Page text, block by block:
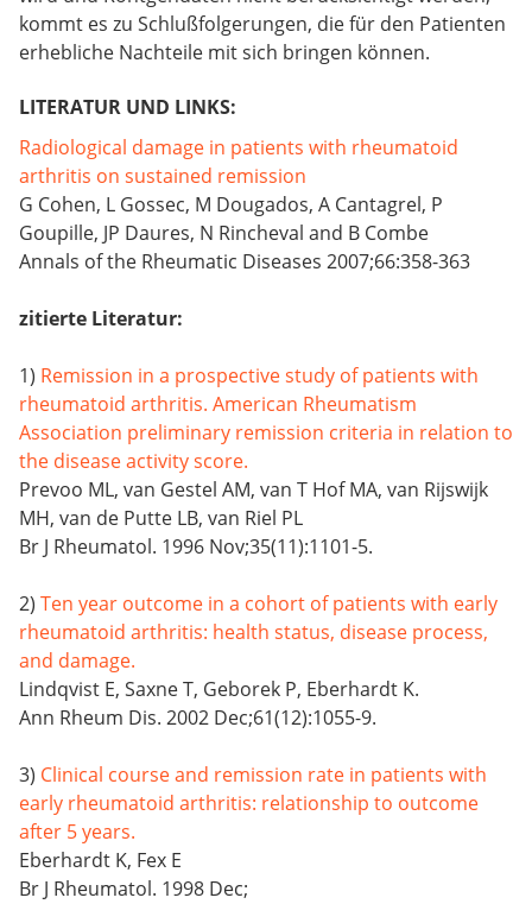
kommt es zu Schlußfolgerungen, die für den Patienten
erhebliche Nachteile mit sich bringen können.
LITERATUR UND LINKS:
Radiological damage in patients with rheumatoid
arthritis on sustained remission
G Cohen, L Gossec, M Dougados, A Cantagrel, P
Goupille, JP Daures, N Rincheval and B Combe
Annals of the Rheumatic Diseases 2007;66:358-363
zitierte Literatur:
1) Remission in a prospective study of patients with
rheumatoid arthritis. American Rheumatism
Association preliminary remission criteria in relation to
the disease activity score.
Prevoo ML, van Gestel AM, van T Hof MA, van Rijswijk
MH, van de Putte LB, van Riel PL
Br J Rheumatol. 1996 Nov;35(11):1101-5.
2) Ten year outcome in a cohort of patients with early
rheumatoid arthritis: health status, disease process,
and damage.
Lindqvist E, Saxne T, Geborek P, Eberhardt K.
Ann Rheum Dis. 2002 Dec;61(12):1055-9.
3) Clinical course and remission rate in patients with
early rheumatoid arthritis: relationship to outcome
after 5 years.
Eberhardt K, Fex E
Br J Rheumatol. 1998 Dec;